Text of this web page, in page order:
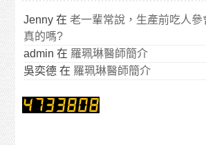
Jenny 在老一輩常說，生產前吃人參
真的嗎?
admin 在 羅珮琳醫師簡介
吳奕德 在 羅珮琳醫師簡介